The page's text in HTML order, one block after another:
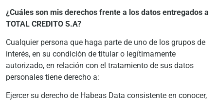
¿Cuáles son mis derechos frente a los datos entregados a
TOTAL CREDITO S.A?
Cualquier persona que haga parte de uno de los grupos de
interés, en su condición de titular o legítimamente
autorizado, en relación con el tratamiento de sus datos
personales tiene derecho a:
Ejercer su derecho de Habeas Data consistente en conocer,